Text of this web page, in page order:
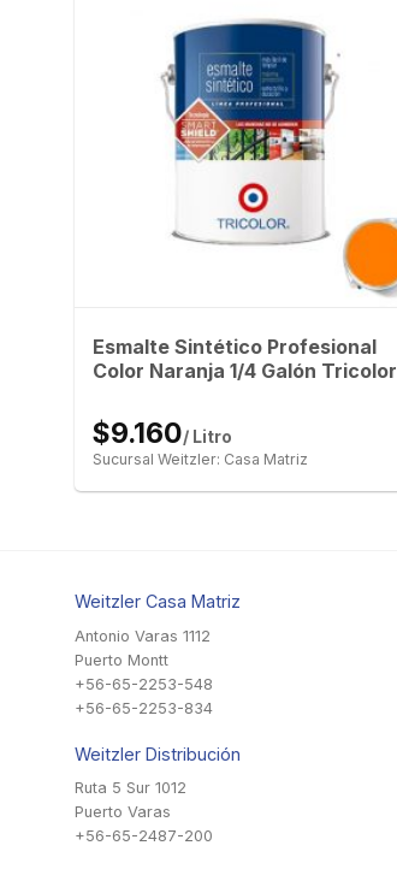
Esmalte Sintético Profesional
Color Naranja 1/4 Galón Tricolor
$9.160/ Litro
Sucursal Weitzler: Casa Matriz
Weitzler Casa Matriz
Antonio Varas 1112
Puerto Montt
+56-65-2253-548
+56-65-2253-834
Weitzler Distribución
Ruta 5 Sur 1012
Puerto Varas
+56-65-2487-200